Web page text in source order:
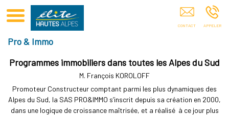
Pro & Immo
Programmes immobiliers dans toutes les Alpes du Sud
M. François KOROLOFF
Promoteur Constructeur comptant parmi les plus dynamiques des
Alpes du Sud, la SAS PRO&IMMO s’inscrit depuis sa création en 2000,
dans une logique de croissance maîtrisée, et a réalisé à ce jour plus